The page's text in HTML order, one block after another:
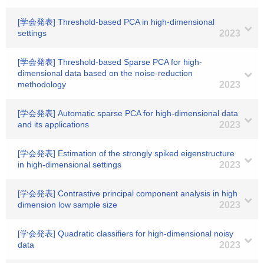
[学会発表] Threshold-based PCA in high-dimensional
settings
2023
[学会発表] Threshold-based Sparse PCA for high-
dimensional data based on the noise-reduction
methodology
2023
[学会発表] Automatic sparse PCA for high-dimensional data
and its applications
2023
[学会発表] Estimation of the strongly spiked eigenstructure
in high-dimensional settings
2023
[学会発表] Contrastive principal component analysis in high
dimension low sample size
2023
[学会発表] Quadratic classifiers for high-dimensional noisy
data
2023